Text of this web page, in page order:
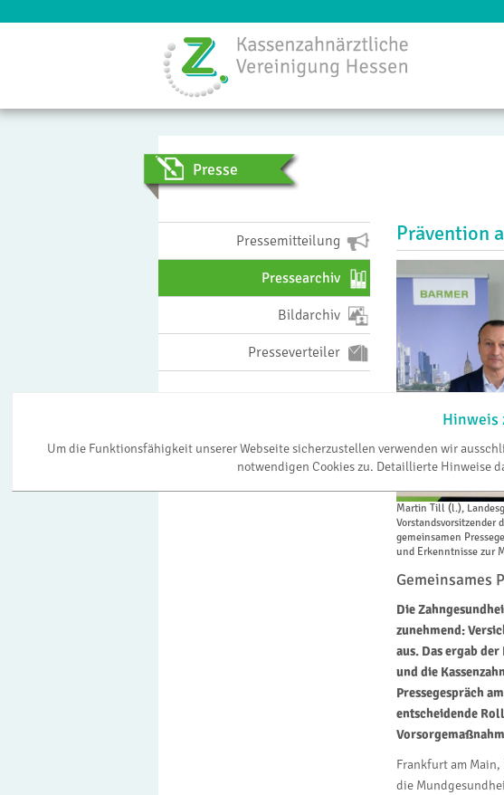
Hinweis
Um die Funktionsfähigkeit unserer Webseite sicherzustellen verwenden wir
notwendigen Cookies zu. Detaillierte Hinweise
Presse
Pressemitteilung
Pressearchiv
Bildarchiv
Presseverteiler
Prävention
Martin Till (l.),
Vorstandsvorsitzender
gemeinsamen
und Erkenntnisse zur
Gemeinsames
Die
zunehmend:
aus. Das ergab
und die
Pressegespräch
entscheidende
Frankfurt am
die